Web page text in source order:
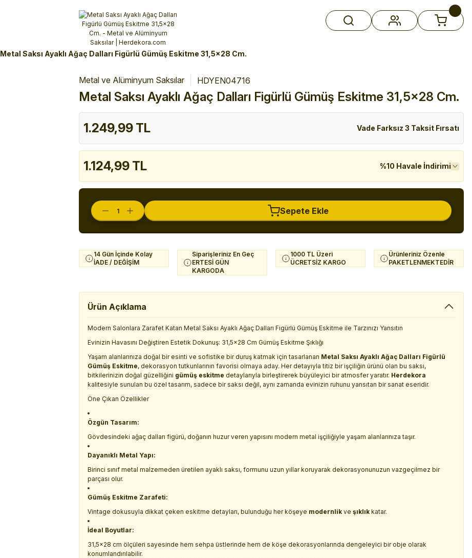
Alışverişlerinizde 3 Taksit Fırsatı!İlk siparişinizi verin!
%10 Havale İndirimiŞimdi Alışveriş yap!
Metal Saksı Ayaklı Ağaç Dalları Figürlü Gümüş Eskitme 31,5x28 Cm.
Metal ve Alüminyum Saksılar HDYEN04716
Metal Saksı Ayaklı Ağaç Dalları Figürlü Gümüş Eskitme 31,5x28 Cm.
1.249,99 TL Vade Farksız 3 Taksit Fırsatı
1.124,99 TL %10 Havale İndirimi
Sepete Ekle
14 Gün İçinde Kolay
İADE / DEĞİŞİM
Siparişleriniz En Geç
ERTESİ GÜN
KARGODA
1000 TL Üzeri
ÜCRETSİZ KARGO
Ürünleriniz Özenle
PAKETLENMEKTEDİR
Ürün Açıklama
Modern Salonlara Zarafet Katan Metal Saksı Ayaklı Ağaç Dalları Figürlü Gümüş Eskitme ile Tarzınızı Yansıtın
Evinizin Havasını Değiştiren Estetik Dokunuş: 31,5x28 Cm Gümüş Eskitme Şıklığı
Yaşam alanlarınıza doğal bir esinti ve sofistike bir duruş katmak için tasarlanan Metal Saksı Ayaklı Ağaç Dalları Figürlü
Gümüş Eskitme, dekorasyon tutkunlarının favorisi olmaya aday. Her detayıyla titiz bir işçiliğin ürünü olan bu saksı,
bitkilerinizin doğal güzelliğini gümüş eskitme detaylarıyla birleştirerek büyüleyici bir atmosfer yaratır. Herdekora
kalitesiyle sunulan bu özel tasarım, sadece bir saksı değil, aynı zamanda evinizin ruhunu yansıtan bir sanat eseridir.
Öne Çıkan Özellikler
Özgün Tasarım:
Gövdesindeki ağaç dalları figürü, doğanın huzur veren yapısını modern metal işçiliğiyle yaşam alanlarınıza taşır.
Dayanıklı Metal Yapı:
Birinci sınıf metal malzemeden üretilen ayaklı saksı, formunu uzun yıllar koruyarak dekorasyonunuzun vazgeçilmez bir
parçası olur.
Gümüş Eskitme Zarafeti:
Vintage dokusuyla dikkat çeken eskitme detayları, bulunduğu her köşeye modernlik ve şıklık katar.
İdeal Boyutlar:
31,5x28 cm ölçüleri sayesinde hem sehpa üstlerinde hem de köşe dekorasyonlarında dengeleyici bir obje olarak
konumlandırılabilir.